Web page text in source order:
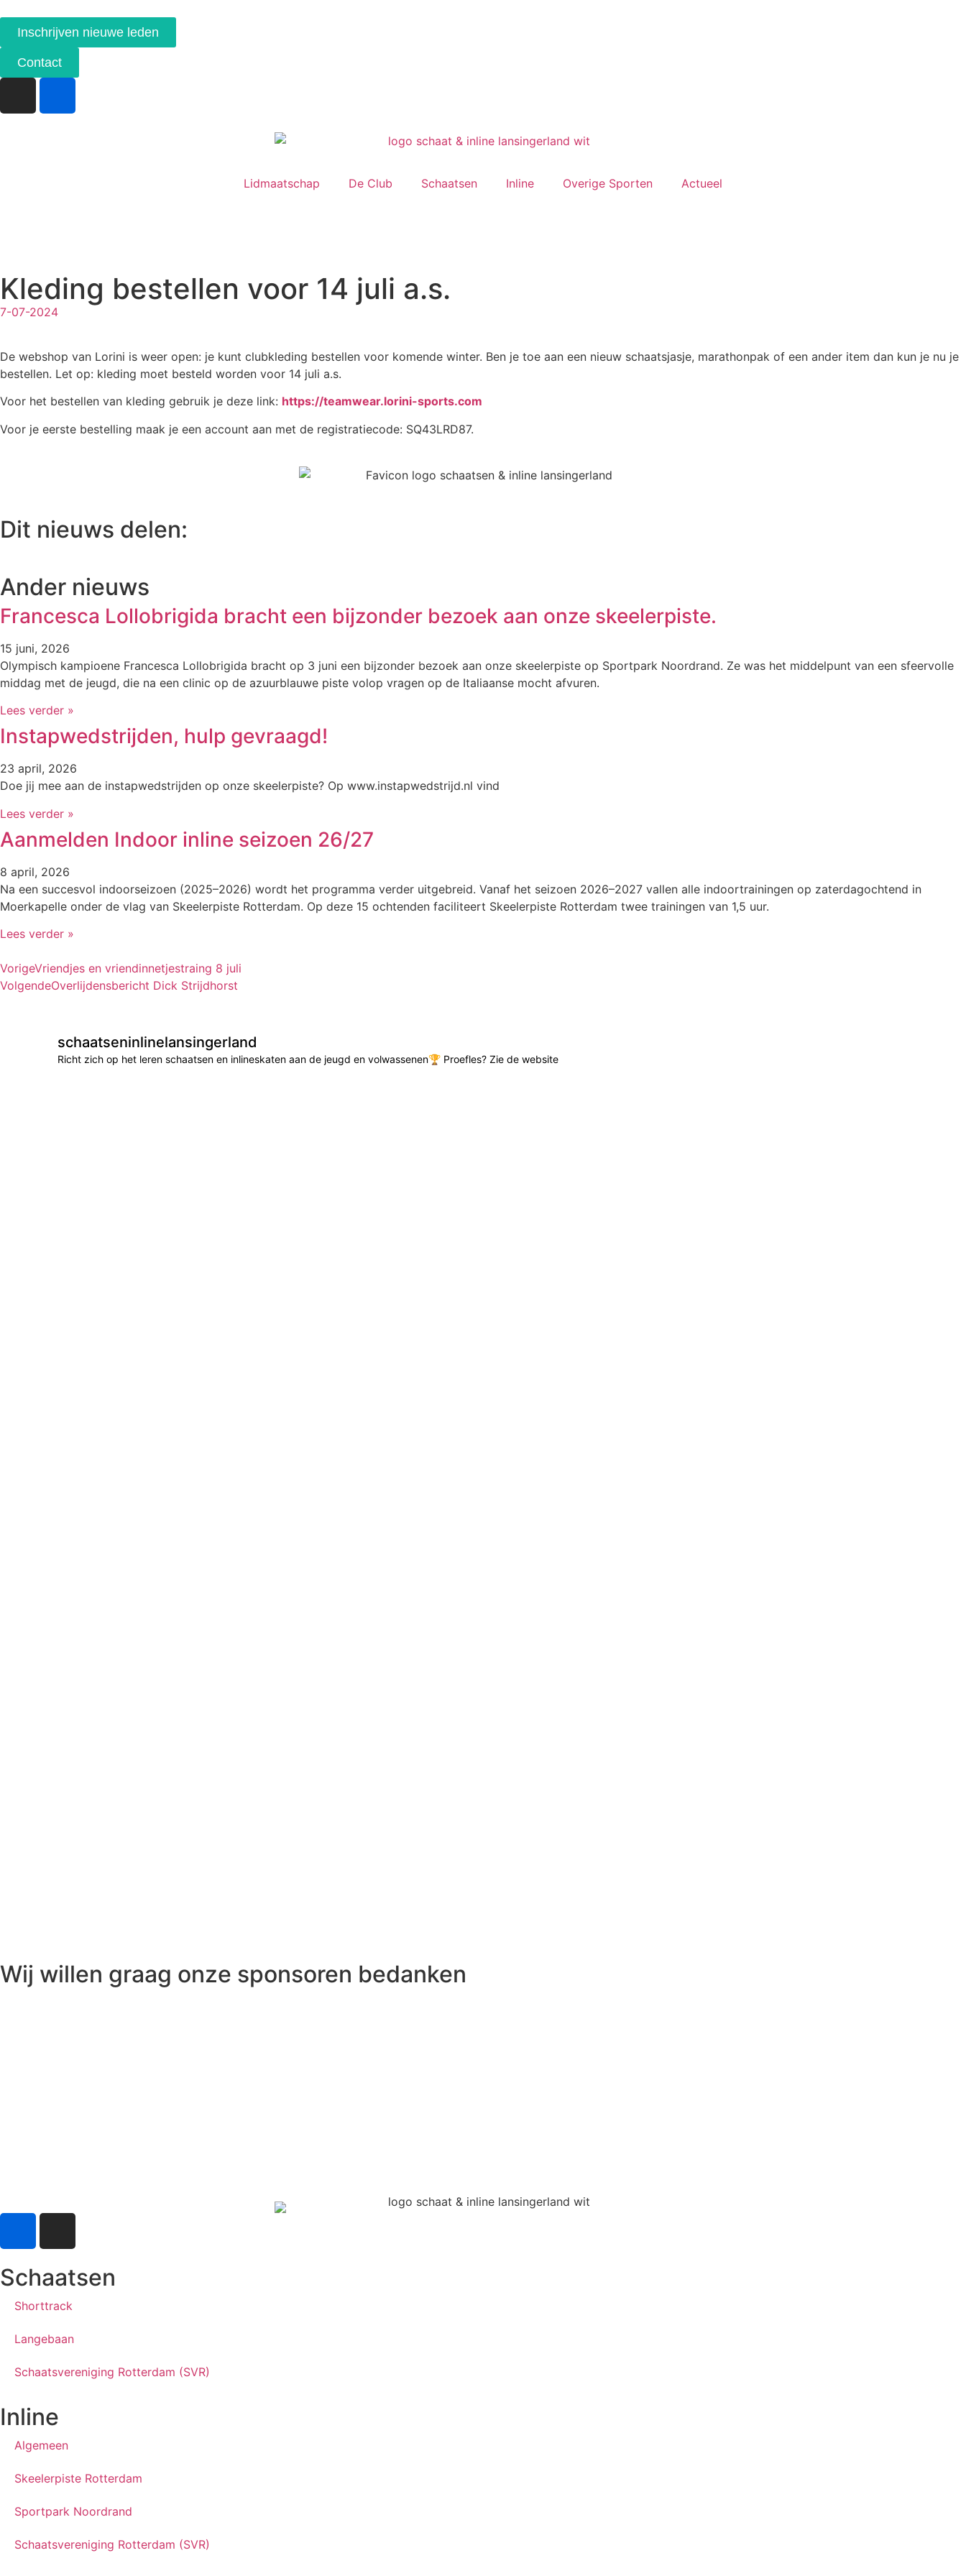
Inschrijven nieuwe leden
Contact
Lidmaatschap De Club Schaatsen Inline Overige Sporten Actueel
Kleding bestellen voor 14 juli a.s.
7-07-2024
De webshop van Lorini is weer open: je kunt clubkleding bestellen voor komende winter. Ben je toe aan een nieuw schaatsjasje, marathonpak of een ander item dan kun je nu je
bestellen. Let op: kleding moet besteld worden voor 14 juli a.s.
Voor het bestellen van kleding gebruik je deze link: https://teamwear.lorini-sports.com
Voor je eerste bestelling maak je een account aan met de registratiecode: SQ43LRD87.
Dit nieuws delen:
Ander nieuws
Francesca Lollobrigida bracht een bijzonder bezoek aan onze skeelerpiste.
15 juni, 2026
Olympisch kampioene Francesca Lollobrigida bracht op 3 juni een bijzonder bezoek aan onze skeelerpiste op Sportpark Noordrand. Ze was het middelpunt van een sfeervolle
middag met de jeugd, die na een clinic op de azuurblauwe piste volop vragen op de Italiaanse mocht afvuren.
Lees verder »
Instapwedstrijden, hulp gevraagd!
23 april, 2026
Doe jij mee aan de instapwedstrijden op onze skeelerpiste? Op www.instapwedstrijd.nl vind
Lees verder »
Aanmelden Indoor inline seizoen 26/27
8 april, 2026
Na een succesvol indoorseizoen (2025–2026) wordt het programma verder uitgebreid. Vanaf het seizoen 2026–2027 vallen alle indoortrainingen op zaterdagochtend in
Moerkapelle onder de vlag van Skeelerpiste Rotterdam. Op deze 15 ochtenden faciliteert Skeelerpiste Rotterdam twee trainingen van 1,5 uur.
Lees verder »
VorigeVriendjes en vriendinnetjestraing 8 juli
VolgendeOverlijdensbericht Dick Strijdhorst
schaatseninlinelansingerland
Richt zich op het leren schaatsen en inlineskaten aan de jeugd en volwassenen🏆 Proefles? Zie de website
Wij willen graag onze sponsoren bedanken
Schaatsen
Shorttrack
Langebaan
Schaatsvereniging Rotterdam (SVR)
Inline
Algemeen
Skeelerpiste Rotterdam
Sportpark Noordrand
Schaatsvereniging Rotterdam (SVR)